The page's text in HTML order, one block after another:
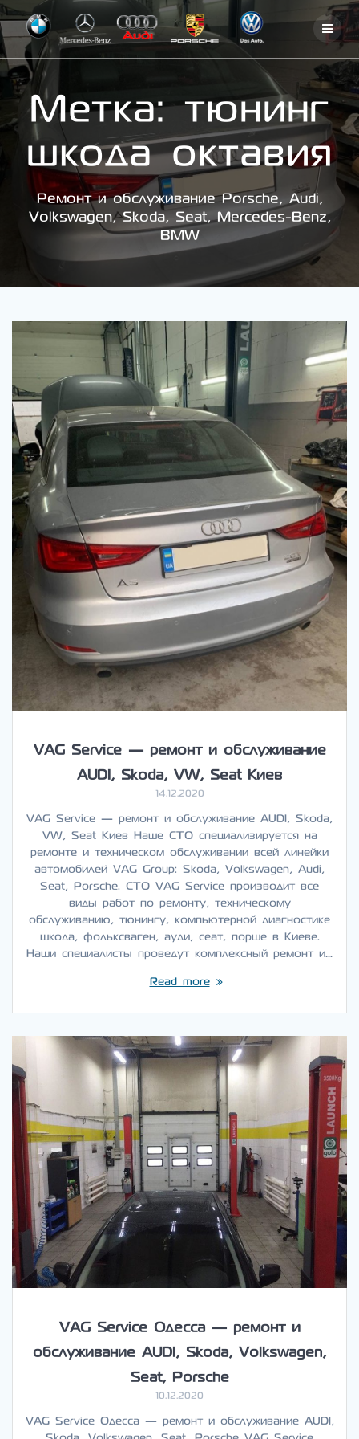
Skip
to
content
Метка:тюнинг
шкода октавия
Ремонт и обслуживание Porsche, Audi,
Volkswagen, Skoda, Seat, Mercedes-Benz,
BMW
VAG Service — ремонт и обслуживание
AUDI, Skoda, VW, Seat Киев
14.12.2020
VAG Service — ремонт и обслуживание AUDI, Skoda,
VW, Seat Киев Наше СТО специализируется на
ремонте и техническом обслуживании всей линейки
автомобилей VAG Group: Skoda, Volkswagen, Audi,
Seat, Porsche. СТО VAG Service производит все
виды работ по ремонту, техническому
обслуживанию, тюнингу, компьютерной диагностике
шкода, фольксваген, ауди, сеат, порше в Киеве.
Наши специалисты проведут комплексный ремонт и…
Read more
VAG Service Одесса — ремонт и
обслуживание AUDI, Skoda, Volkswagen,
Seat, Porsche
10.12.2020
VAG Service Одесса — ремонт и обслуживание AUDI,